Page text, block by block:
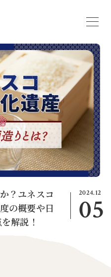
2024.12
05
？ユネスコ
の概要や日
解説！